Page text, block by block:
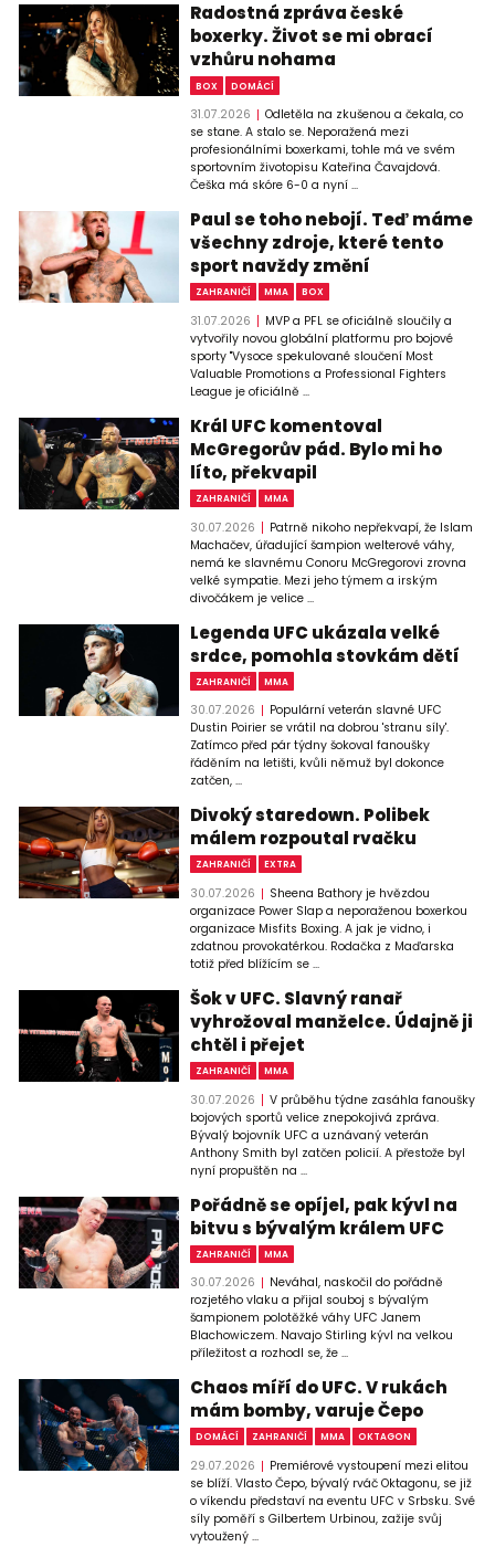
Radostná zpráva české
boxerky. Život se mi obrací
vzhůru nohama
BOX DOMÁCÍ
31.07.2026
Odletěla na zkušenou a čekala, co
se stane. A stalo se. Neporažená mezi
profesionálními boxerkami, tohle má ve svém
sportovním životopisu Kateřina Čavajdová.
Češka má skóre 6-0 a nyní ...
Paul se toho nebojí. Teď máme
všechny zdroje, které tento
sport navždy změní
ZAHRANIČÍ MMA BOX
31.07.2026
MVP a PFL se oficiálně sloučily a
vytvořily novou globální platformu pro bojové
sporty "Vysoce spekulované sloučení Most
Valuable Promotions a Professional Fighters
League je oficiálně ...
Král UFC komentoval
McGregorův pád. Bylo mi ho
líto, překvapil
ZAHRANIČÍ MMA
30.07.2026
Patrně nikoho nepřekvapí, že Islam
Machačev, úřadující šampion welterové váhy,
nemá ke slavnému Conoru McGregorovi zrovna
velké sympatie. Mezi jeho týmem a irským
divočákem je velice ...
Legenda UFC ukázala velké
srdce, pomohla stovkám dětí
ZAHRANIČÍ MMA
30.07.2026
Populární veterán slavné UFC
Dustin Poirier se vrátil na dobrou 'stranu síly'.
Zatímco před pár týdny šokoval fanoušky
řáděním na letišti, kvůli němuž byl dokonce
zatčen, ...
Divoký staredown. Polibek
málem rozpoutal rvačku
ZAHRANIČÍ EXTRA
30.07.2026
Sheena Bathory je hvězdou
organizace Power Slap a neporaženou boxerkou
organizace Misfits Boxing. A jak je vidno, i
zdatnou provokatérkou. Rodačka z Maďarska
totiž před blížícím se ...
Šok v UFC. Slavný ranař
vyhrožoval manželce. Údajně ji
chtěl i přejet
ZAHRANIČÍ MMA
30.07.2026
V průběhu týdne zasáhla fanoušky
bojových sportů velice znepokojivá zpráva.
Bývalý bojovník UFC a uznávaný veterán
Anthony Smith byl zatčen policií. A přestože byl
nyní propuštěn na ...
Pořádně se opíjel, pak kývl na
bitvu s bývalým králem UFC
ZAHRANIČÍ MMA
30.07.2026
Neváhal, naskočil do pořádně
rozjetého vlaku a přijal souboj s bývalým
šampionem polotěžké váhy UFC Janem
Blachowiczem. Navajo Stirling kývl na velkou
příležitost a rozhodl se, že ...
Chaos míří do UFC. V rukách
mám bomby, varuje Čepo
DOMÁCÍ ZAHRANIČÍ MMA OKTAGON
29.07.2026
Premiérové vystoupení mezi elitou
se blíží. Vlasto Čepo, bývalý rváč Oktagonu, se již
o víkendu představí na eventu UFC v Srbsku. Své
síly poměří s Gilbertem Urbinou, zažije svůj
vytoužený ...